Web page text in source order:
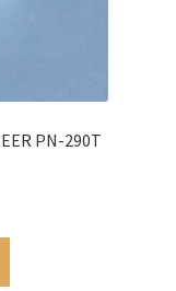
PN-290T